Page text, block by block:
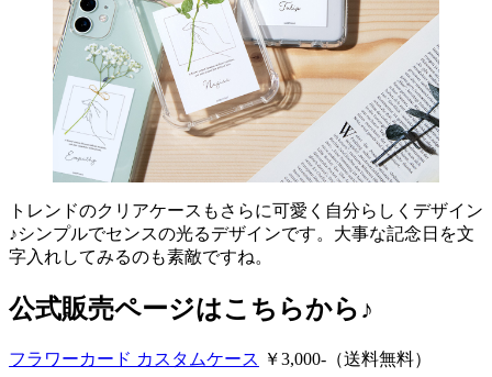
トレンドのクリアケースもさらに可愛く自分らしくデザイン
♪シンプルでセンスの光るデザインです。大事な記念日を文
字入れしてみるのも素敵ですね。
公式販売ページはこちらから♪
フラワーカード カスタムケース ￥3,000-（送料無料）